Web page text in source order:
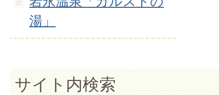
湯」
サイト内検索